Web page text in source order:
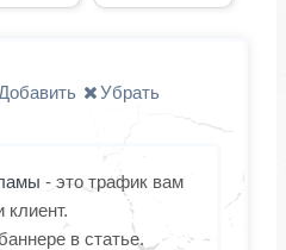
Убрать
- это трафик вам
клиент.
в статье.